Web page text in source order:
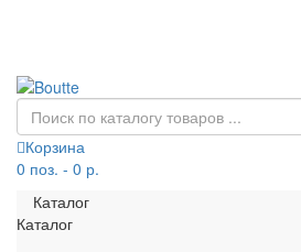
Корзина
0 поз. - 0 р.
Каталог
Каталог